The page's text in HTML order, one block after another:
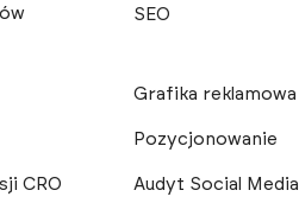
SEO
Grafika reklamowa
Pozycjonowanie
CRO Audyt Social Media